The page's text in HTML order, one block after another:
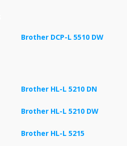
Brother DCP-L 5510 DW
Brother HL-L 5210 DN
Brother HL-L 5210 DW
Brother HL-L 5215